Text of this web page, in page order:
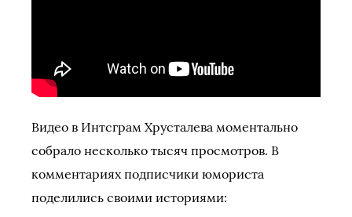
Видео в Интсграм Хрусталева моментально
собрало несколько тысяч просмотров. В
комментариях подписчики юмориста
поделились своими историями: